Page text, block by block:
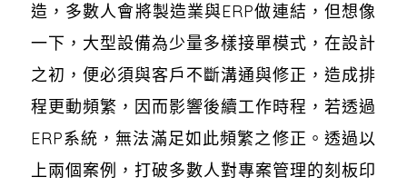
造，多數人會將製造業與ERP做連結，但想像
一下，大型設備為少量多樣接單模式，在設計
之初，便必須與客戶不斷溝通與修正，造成排
程更動頻繁，因而影響後續工作時程，若透過
ERP系統，無法滿足如此頻繁之修正。透過以
上兩個案例，打破多數人對專案管理的刻板印